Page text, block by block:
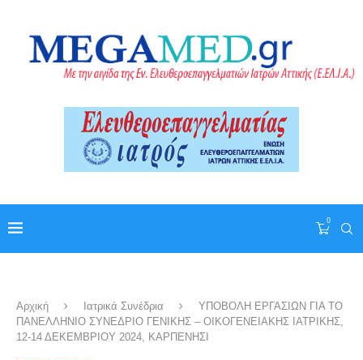
0
Αρχική Ιατρικά Συνέδρια
ΥΠΟΒΟΛΗ ΕΡΓΑΣΙΩΝ ΓΙΑ ΤΟ
ΠΑΝΕΛΛΗΝΙΟ ΣΥΝΕΔΡΙΟ ΓΕΝΙΚΗΣ – ΟΙΚΟΓΕΝΕΙΑΚΗΣ ΙΑΤΡΙΚΗΣ,
12-14 ΔΕΚΕΜΒΡΙΟΥ 2024, ΚΑΡΠΕΝΗΣΙ